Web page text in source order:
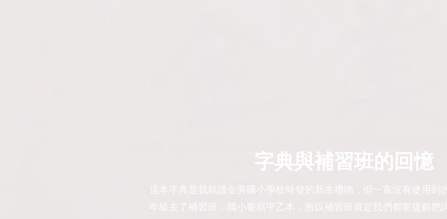
字典與補習班的回憶
這本字典是我就讀金美國小學校時發的新生禮物，但一直沒有使用到
年級去了補習班，國小要寫甲乙本，所以補習班規定我們都要提前把